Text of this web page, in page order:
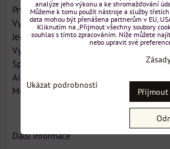
Prvotřídní litina
Vysoká míra akumulace (kamna mají 235
Jednoduché ovládání
Vysoká účinnost 83%
Spalování dřevoplynů
Airwash systém proti usazování sazí na skle
Možnost připojení přívodu externího
Další informace
analýze jeho výkonu a ke shromažďování
Můžeme k tomu použít nástroje a služby
data mohou být přenášena partnerům v EU,
Kliknutím na „Přijmout všechny soubory
souhlas s tímto zpracováním. Níže můžete
nebo upravit své
Ukázat podrobnosti